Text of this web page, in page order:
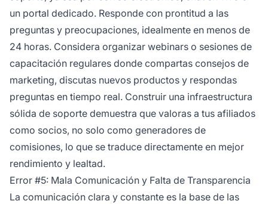
un portal dedicado. Responde con prontitud a las
preguntas y preocupaciones, idealmente en menos de
24 horas. Considera organizar webinars o sesiones de
capacitación regulares donde compartas consejos de
marketing, discutas nuevos productos y respondas
preguntas en tiempo real. Construir una infraestructura
sólida de soporte demuestra que valoras a tus afiliados
como socios, no solo como generadores de
comisiones, lo que se traduce directamente en mejor
rendimiento y lealtad.
Error #5: Mala Comunicación y Falta de Transparencia
La comunicación clara y constante es la base de las